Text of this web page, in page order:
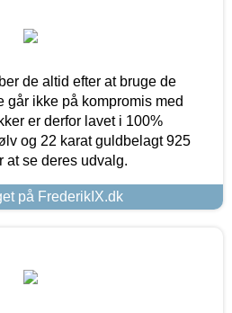
de altid efter at bruge de
går ikke på kompromis med
er derfor lavet i 100%
og 22 karat guldbelagt 925
at se deres udvalg.
på FrederikIX.dk